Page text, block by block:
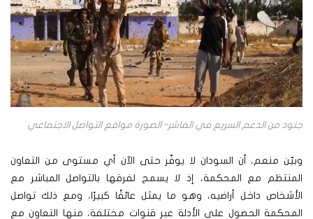
جنود من الدعم السريع في الفاشر- الصورة مواقع التواصل الاجتماعي
وبيّن منعم، أن السودان لا يوفّر حتى الآن أي مستوى من التعاون
المنتظم مع المحكمة، إذ لا يسمح لفرقها بالتواصل المباشر مع
الأشخاص داخل أراضيه، وهو ما يمثل عائقًا كبيرًا، ومع ذلك تواصل
المحكمة الحصول على الأدلة عبر قنوات مختلفة، منها التعاون مع